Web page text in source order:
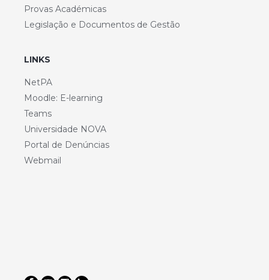
Provas Académicas
Legislação e Documentos de Gestão
LINKS
NetPA
Moodle: E-learning
Teams
Universidade NOVA
Portal de Denúncias
Webmail